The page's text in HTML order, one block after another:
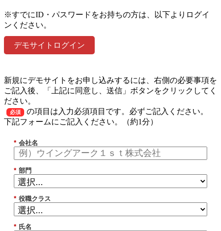
※すでにID・パスワードをお持ちの方は、以下よりログイ
ンください。
デモサイトログイン
新規にデモサイトをお申し込みするには、右側の必要事項を
ご記入後、「上記に同意し、送信」ボタンをクリックしてく
ださい。
必須
の項目は入力必須項目です。必ずご記入ください。
下記フォームにご記入ください。（約1分）
* 会社名
* 部門
* 役職クラス
* 氏名